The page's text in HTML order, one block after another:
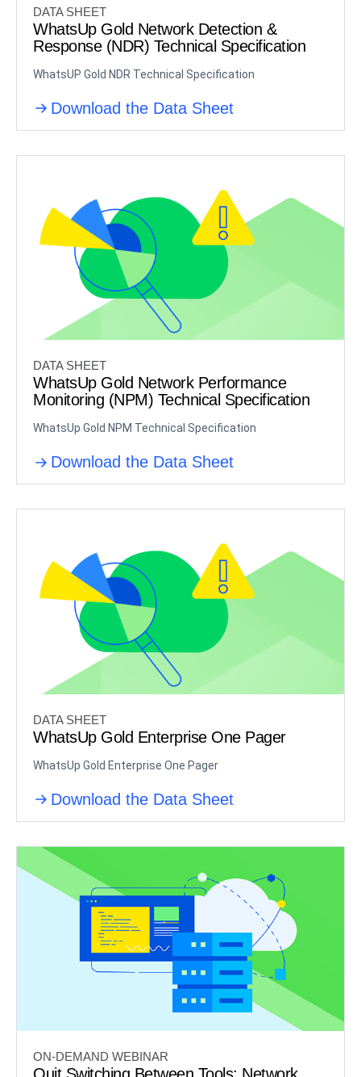
DATA SHEET
WhatsUp Gold Network Detection &
Response (NDR) Technical Specification
WhatsUP Gold NDR Technical Specification
Download the Data Sheet
DATA SHEET
WhatsUp Gold Network Performance
Monitoring (NPM) Technical Specification
WhatsUp Gold NPM Technical Specification
Download the Data Sheet
DATA SHEET
WhatsUp Gold Enterprise One Pager
WhatsUp Gold Enterprise One Pager
Download the Data Sheet
ON-DEMAND WEBINAR